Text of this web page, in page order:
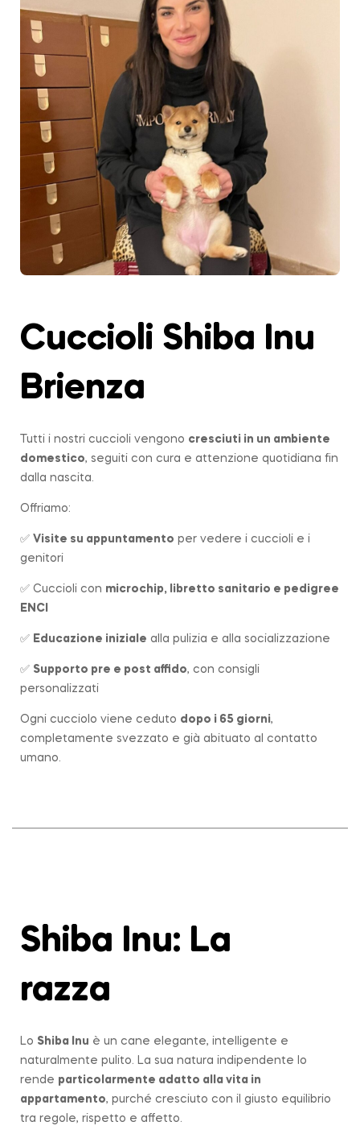
Cuccioli Shiba Inu
Brienza
Tutti i nostri cuccioli vengono cresciuti in un ambiente
domestico, seguiti con cura e attenzione quotidiana fin
dalla nascita.
Offriamo:
✅ Visite su appuntamento per vedere i cuccioli e i
genitori
✅ Cuccioli con microchip, libretto sanitario e pedigree
ENCI
✅ Educazione iniziale alla pulizia e alla socializzazione
✅ Supporto pre e post affido, con consigli
personalizzati
Ogni cucciolo viene ceduto dopo i 65 giorni,
completamente svezzato e già abituato al contatto
umano.
Shiba Inu: La
razza
Lo Shiba Inu è un cane elegante, intelligente e
naturalmente pulito. La sua natura indipendente lo
rende particolarmente adatto alla vita in
appartamento, purché cresciuto con il giusto equilibrio
tra regole, rispetto e affetto.